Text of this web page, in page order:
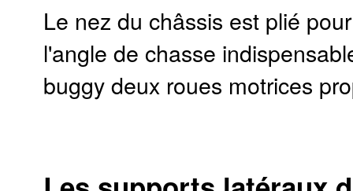
Le nez du châssis est plié
l'angle de chasse
buggy deux roues motrices